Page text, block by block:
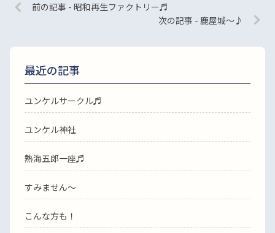
前の記事 - 昭和再生ファクトリー♬
次の記事 - 鹿屋城〜♪
最近の記事
ユンケルサークル♬
ユンケル神社
熱海五郎一座♬
すみません〜
こんな方も！